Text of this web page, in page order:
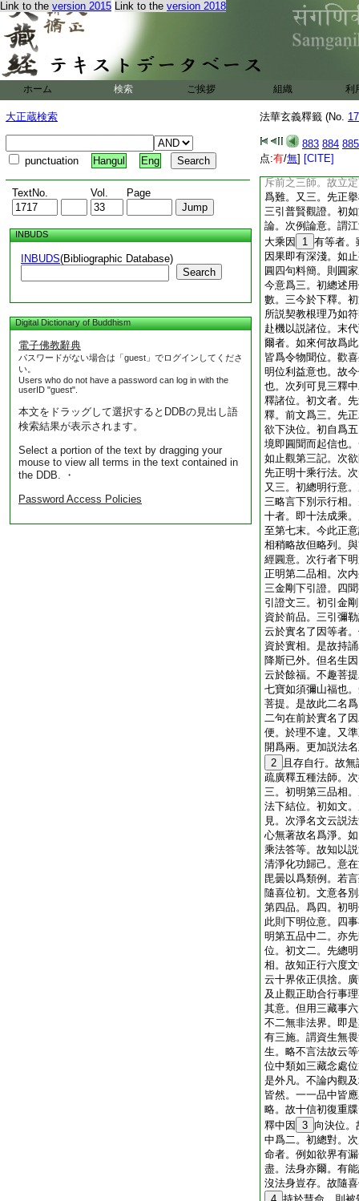
Link to the version 2015 Link to the version 2018
ホーム 検索 ご挨拶 組織 利
大正蔵検索
punctuation Hangul Eng
TextNo. Vol. Page
INBUDS
INBUDS(Bibliographic Database)
Search
Digital Dictionary of Buddhism
電子佛教辭典
パスワードがない場合は「guest」でログインしてくださ
い。
Users who do not have a password can log in with the
userID "guest".
本文をドラッグして選択するとDDBの見出し語
検索結果が表示されます。
Select a portion of the text by dragging your
mouse to view all terms in the text contained in
the DDB. ・
Password Access Policies
法華玄義釋籤 (No.
883 884 885
点:有/無] [CITE]
不通曉兩教位意。
指初心以爲妙覺。
成圓教後位徒施。
依舊判誠爲未可。
意。前之三師並云
之引經失旨其理自
20 即住前。既許
有淺深。乃成五十
部所明皆有兩意。
重述中二先述次難
斥前之三師。故立
爲難。又三。先正
三引普賢觀證。初
論。次例論意。謂
大乘因
1 有等者。
因果即有深淺。如
圓四句料簡。則圓
今意爲三。初總述
數。三今於下釋。
所説契教根理乃如
赴機以説諸位。末
爾者。如來何故爲
皆爲令物聞位。歡
明位利益意也。故
也。次列可見三釋
釋諸位。初文者。
釋。前文爲三。先
欲下決位。初自爲
境即圓聞而起信也
如止觀第三記。次
先正明十乘行法。
又三。初總明行意
三略言下別示行相
十者。即十法成乘
至第七末。今此正
相稍略故但略列。
經圓意。次行者下
正明第二品相。次
三金剛下引證。四
引證文三。初引金
資於前品。三引彌
云於實名了因等者
資於實相。是故持
降斯已外。但名生
云於餘福。不趣菩
七寶如須彌山福也
菩提。是故此二名
二句在前於實名了
便。於理不違。又
開爲兩。更加説法
2
且存自行。故
疏廣釋五種法師。
三。初明第三品相
法下結位。初如文
見。次淨名文云説
心無著故名爲淨。
乘法答等。故知以
清淨化功歸己。意
毘曇以爲類例。若
隨喜位初。文意各
第四品。爲四。初
此則下明位意。四
明第五品中二。亦
位。初文二。先總
相。故知正行六度
云十界依正倶捨。
及止觀正助合行事
其意。但用三藏事
不二無非法界。即
有三施。謂資生無
生。略不言法故云
位中類如三藏念處
是外凡。不論内觀
皆然。一一品中皆
略。故十信初復重
釋中因
3 向決位
中爲二。初總對。
命者。例如欲界有
盡。法身亦爾。有
沒法身豈存。故隨